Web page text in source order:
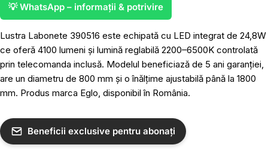
💡 WhatsApp – informații & potrivire
Lustra Labonete 390516 este echipată cu LED integrat de 24,8W
ce oferă 4100 lumeni și lumină reglabilă 2200–6500K controlată
prin telecomanda inclusă. Modelul beneficiază de 5 ani garanției,
are un diametru de 800 mm și o înălțime ajustabilă până la 1800
mm. Produs marca Eglo, disponibil în România.
Beneficii exclusive pentru abonați